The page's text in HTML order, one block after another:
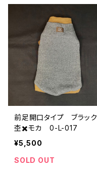
前足開口タイプ ブラック
杢✖️モカ 0-L-017
¥5,500
SOLD OUT